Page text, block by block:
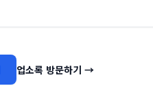
업소록 방문하기 →